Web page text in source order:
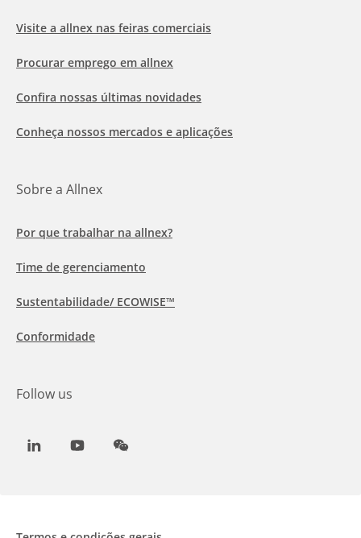
Visite a allnex nas feiras comerciais
Procurar emprego em allnex
Confira nossas últimas novidades
Conheça nossos mercados e aplicações
Sobre a Allnex
Por que trabalhar na allnex?
Time de gerenciamento
Sustentabilidade/ ECOWISE™
Conformidade
Follow us
LinkedInYoutubeWeChat